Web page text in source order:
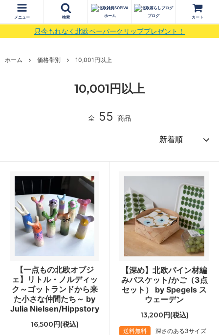
只今もれなく北欧ペーパークリッププレゼント！
メニュー 検索 ホーム ブログ カート
ホーム 価格帯別 10,001円以上
10,001円以上
全 55 商品
【一点もの北欧オブジ
ェ】リトル・ノルディッ
ク～ゴットランドから来
た小さな仲間たち～ by
Julia Nielsen/Hippstory
16,500円(税込)
【深め】北欧パイン材編
みバスケット/かご（3点
セット） by Spegels ス
ウェーデン
13,200円(税込)
送料無料
深さのある3サイズ